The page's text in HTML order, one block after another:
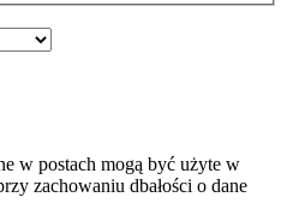
w postach mogą być użyte w
zachowaniu dbałości o dane